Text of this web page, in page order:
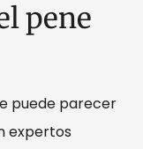
pene
puede parecer
expertos